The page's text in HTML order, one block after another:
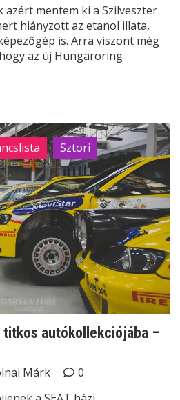
azért mentem ki a Szilveszter
hiányzott az etanol illata,
is. Arra viszont még
az új Hungaroring
Sztori
titkos autókollekciójába –
Márk
0